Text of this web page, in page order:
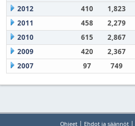
2012
410 1,823
2011
458 2,279
2010
615 2,867
2009
420 2,367
2007
97 749
Ohjeet | Ehdot ja säännöt |